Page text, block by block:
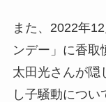
また、2022年
ンデー」に香取
太田光さんが隠
し子騒動につ